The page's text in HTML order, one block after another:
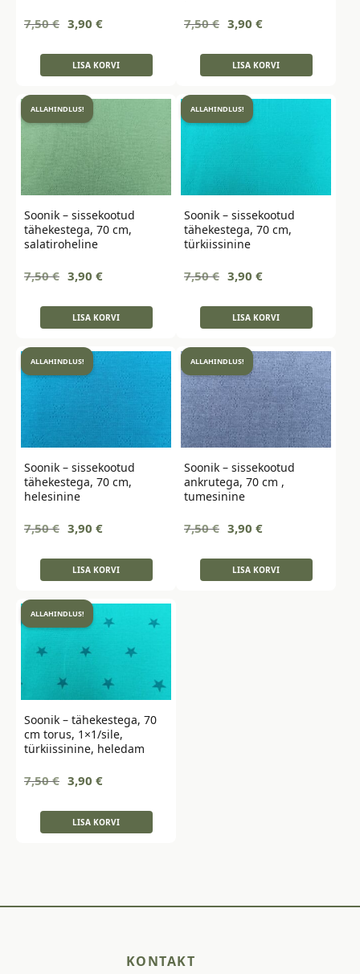
7,50€ Algne
oli:
7,50 €.
3,90 €Current
is:
LISA KORVI
7,50€ Algne
oli:
7,50 €.
3,90 €Current
is:
LISA KORVI
ALLAHINDLUS!
Soonik – sissekootud
tähekestega, 70 cm,
salatiroheline
7,50€ Algne
oli:
7,50 €.
3,90 €Current
is:
LISA KORVI
ALLAHINDLUS!
Soonik – sissekootud
tähekestega, 70 cm,
türkiissinine
7,50€ Algne
oli:
7,50 €.
3,90 €Current
is:
LISA KORVI
ALLAHINDLUS!
Soonik – sissekootud
tähekestega, 70 cm,
helesinine
7,50€ Algne
oli:
7,50 €.
3,90 €Current
is:
LISA KORVI
ALLAHINDLUS!
Soonik – sissekootud
ankrutega, 70 cm ,
tumesinine
7,50€ Algne
oli:
3,90 €Current
is:
LISA KORVI
ALLAHINDLUS!
Soonik – tähekestega, 70
cm torus, 1×1/sile,
türkiissinine, heledam
7,50€ Algne
oli:
3,90 €Current
is:
LISA KORVI
KONTAKT